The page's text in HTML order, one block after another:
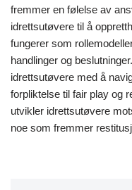
fremmer en følelse av
idrettsutøvere til å
fungerer som
handlinger og
idrettsutøvere med å
forpliktelse til fair play og
utvikler idrettsutøvere
noe som fremmer